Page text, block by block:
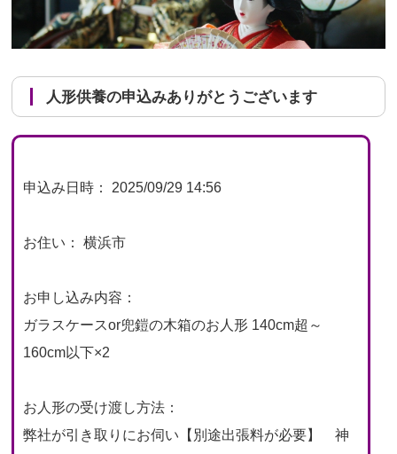
人形供養の申込みありがとうございます
申込み日時： 2025/09/29 14:56
お住い： 横浜市
お申し込み内容：
ガラスケースor兜鎧の木箱のお人形 140cm超～
160cm以下×2
お人形の受け渡し方法：
弊社が引き取りにお伺い【別途出張料が必要】 神